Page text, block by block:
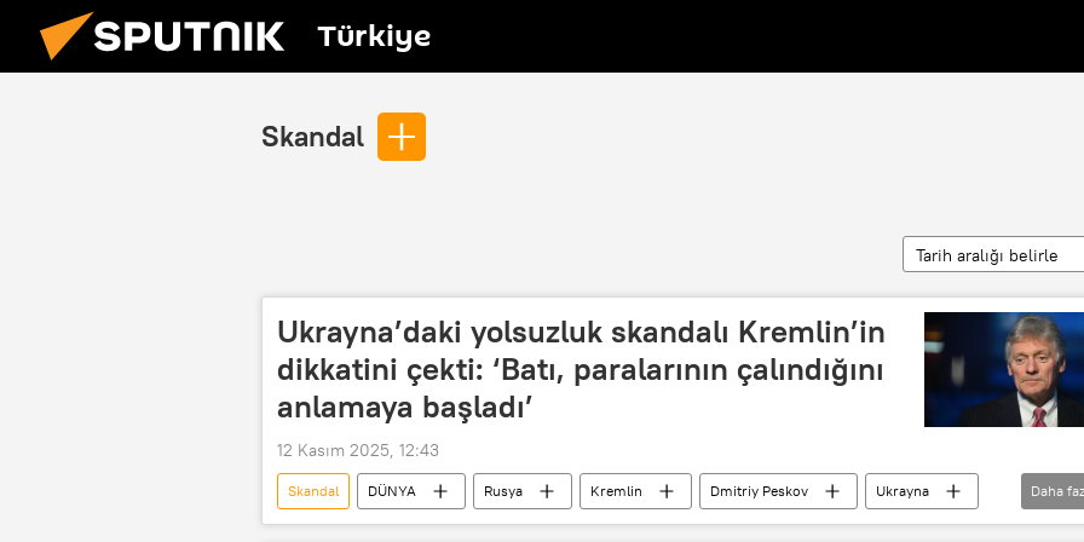
Türkiye
Skandal
Tarih aralığı belirle
Ukrayna’daki yolsuzluk skandalı Kremlin’in
dikkatini çekti: ‘Batı, paralarının çalındığını
anlamaya başladı’
12 Kasım 2025, 12:43
Skandal DÜNYA Rusya Kremlin Dmitriy Peskov
Ukrayna
Avrupa Birliği
ABD Yolsuzluk
Daha